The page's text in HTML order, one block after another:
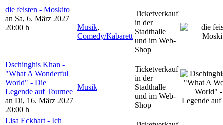
die feisten - Moskito
an Sa, 6. März 2027
20:00 h
Musik,
Comedy/Kabarett
Ticketverkauf
in der
Stadthalle
und im Web-
Shop
Dschinghis Khan -
"What A Wonderful
World" - Die
Legende auf Tournee
an Di, 16. März 2027
20:00 h
Musik
Ticketverkauf
in der
Stadthalle
und im Web-
Shop
Lisa Eckhart - Ich